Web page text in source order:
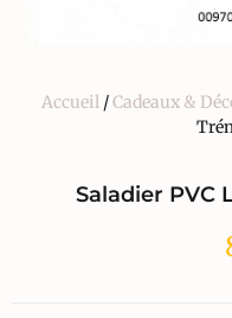
Accueil /Cadeaux &
Saladier PVC